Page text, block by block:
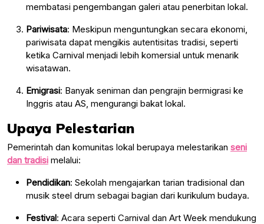
membatasi pengembangan galeri atau penerbitan lokal.
Pariwisata: Meskipun menguntungkan secara ekonomi,
pariwisata dapat mengikis autentisitas tradisi, seperti
ketika Carnival menjadi lebih komersial untuk menarik
wisatawan.
Emigrasi: Banyak seniman dan pengrajin bermigrasi ke
Inggris atau AS, mengurangi bakat lokal.
Upaya Pelestarian
Pemerintah dan komunitas lokal berupaya melestarikan seni
dan tradisi melalui:
Pendidikan: Sekolah mengajarkan tarian tradisional dan
musik steel drum sebagai bagian dari kurikulum budaya.
Festival: Acara seperti Carnival dan Art Week mendukung